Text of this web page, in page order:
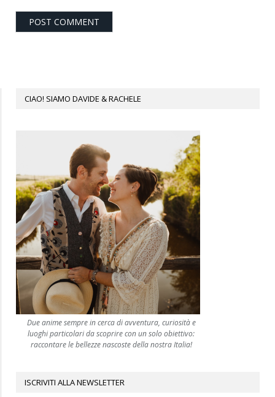
CIAO! SIAMO DAVIDE & RACHELE
Due anime sempre in cerca di avventura, curiosità e
luoghi particolari da scoprire con un solo obiettivo:
raccontare le bellezze nascoste della nostra Italia!
ISCRIVITI ALLA NEWSLETTER